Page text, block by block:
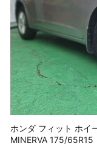
ホンダ フィット ホイ
MINERVA 175/65R15